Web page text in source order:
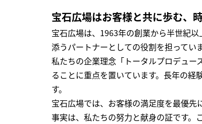
宝石広場はお客様と共に歩む、
宝石広場は、1963年の創業から半世紀
添うパートナーとしての役割を担っていま
私たちの企業理念「トータルプロデュ
ることに重点を置いています。長年の
す。
宝石広場では、お客様の満足度を最優
事実は、私たちの努力と献身の証です。